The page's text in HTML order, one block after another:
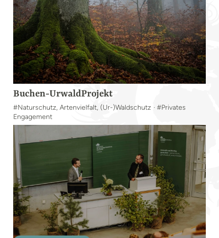
Buchen-UrwaldProjekt
#Naturschutz, Artenvielfalt, (Ur-)Waldschutz · #Privates
Engagement